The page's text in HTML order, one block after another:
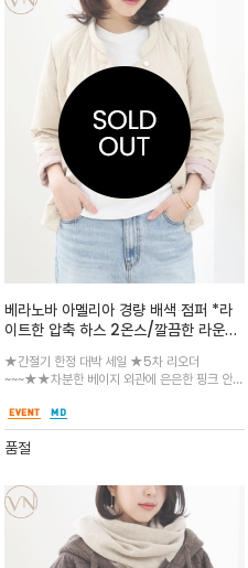
베라노바 아멜리아 경량 배색 점퍼 *라
이트한 압축 하스 2온스/깔끔한 라운드
퍼/부하지않은 브랜드 퀼팅방식을 도입
하여 입으면 날씬하면서도 데일리 핏감
굿
★간절기 한정 대박 세일 ★5차 리오더
~~~★★차분한 베이지 외관에 은은한 핑크 안감
트가 살아납니다.각인이 새겨진 고급스러운 스냅
버튼이 디테일을 완성하며, 가로 퀼팅 라인이 슬
림
품절